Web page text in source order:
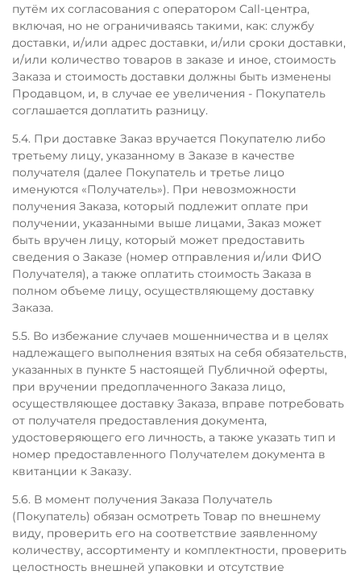
путём их согласования с оператором Call-центра,
включая, но не ограничиваясь такими, как: службу
доставки, и/или адрес доставки, и/или сроки доставки,
и/или количество товаров в заказе и иное, стоимость
Заказа и стоимость доставки должны быть изменены
Продавцом, и, в случае ее увеличения - Покупатель
соглашается доплатить разницу.
5.4. При доставке Заказ вручается Покупателю либо
третьему лицу, указанному в Заказе в качестве
получателя (далее Покупатель и третье лицо
именуются «Получатель»). При невозможности
получения Заказа, который подлежит оплате при
получении, указанными выше лицами, Заказ может
быть вручен лицу, который может предоставить
сведения о Заказе (номер отправления и/или ФИО
Получателя), а также оплатить стоимость Заказа в
полном объеме лицу, осуществляющему доставку
Заказа.
5.5. Во избежание случаев мошенничества и в целях
надлежащего выполнения взятых на себя обязательств,
указанных в пункте 5 настоящей Публичной оферты,
при вручении предоплаченного Заказа лицо,
осуществляющее доставку Заказа, вправе потребовать
от получателя предоставления документа,
удостоверяющего его личность, а также указать тип и
номер предоставленного Получателем документа в
квитанции к Заказу.
5.6. В момент получения Заказа Получатель
(Покупатель) обязан осмотреть Товар по внешнему
виду, проверить его на соответствие заявленному
количеству, ассортименту и комплектности, проверить
целостность внешней упаковки и отсутствие